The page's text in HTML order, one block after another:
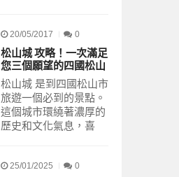
20/05/2017 0
松山城 攻略！一次滿足
您三個願望的四國松山
松山城 是到四國松山市
旅遊一個必到的景點。
這個城市環繞著濃厚的
歷史和文化氣息，喜
25/01/2025 0